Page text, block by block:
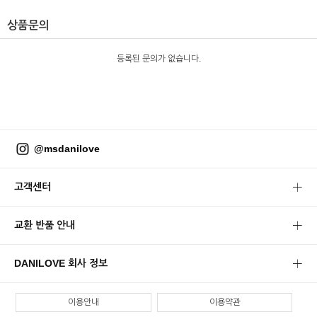
상품문의
등록된 문의가 없습니다.
@msdanilove
고객센터
교환 반품 안내
DANILOVE 회사 정보
이용안내 이용약관